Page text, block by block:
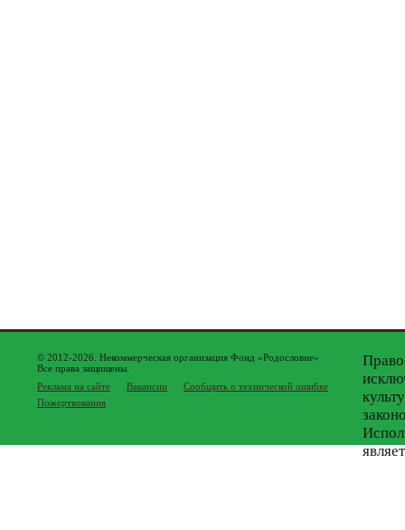
© 2012-2026. Некоммерческая организация Фонд «Родословие»
Все права защищены.
Реклама на сайте
Вакансии
Сообщить о технической ошибке
Пожертвования